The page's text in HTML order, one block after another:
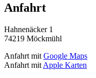
Anfahrt
Hahnenäcker 1
74219 Möckmühl
Anfahrt mit Google Maps
Anfahrt mit Apple Karten